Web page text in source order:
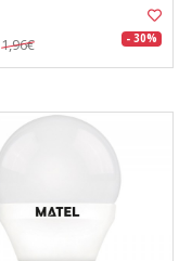
1,96€ - 30%